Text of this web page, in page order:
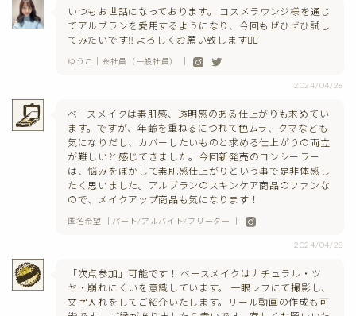
いつもお世話になっております。 コスメラウンジ様を通じ
てアルブランを愛用するようになり、今回もぜひぜひ試し
てみたいです‼︎ よろしくお願い致します🙇‍♀️
ゆうこ｜会社員（一般社員） ｜
2024/04/28
ベースメイクは素肌感、透明感のある仕上がりも求めてい
ます。ですが、年齢を重ねるにつれて色ムラ、クマなども
気になりだし、カバーしたいものと求める仕上がりの両立
が難しいと感じてきました。今回新発売のコンシーラー
は、悩みをぼかして素肌感仕上がりという事で是非体感し
たく思いました。アルブランのスキンケア商品のファンな
ので、メイクアップ商品も気になります！
匿名希望 ｜パート/アルバイト/フリーター ｜
2024/04/28
「次点参加」可能です！ ベースメイクはナチュラル・ツ
ヤ・崩れにくいを意識しています。 一眼レフにて撮影し、
文字入れをしてご紹介いたします。リール動画の作成も可